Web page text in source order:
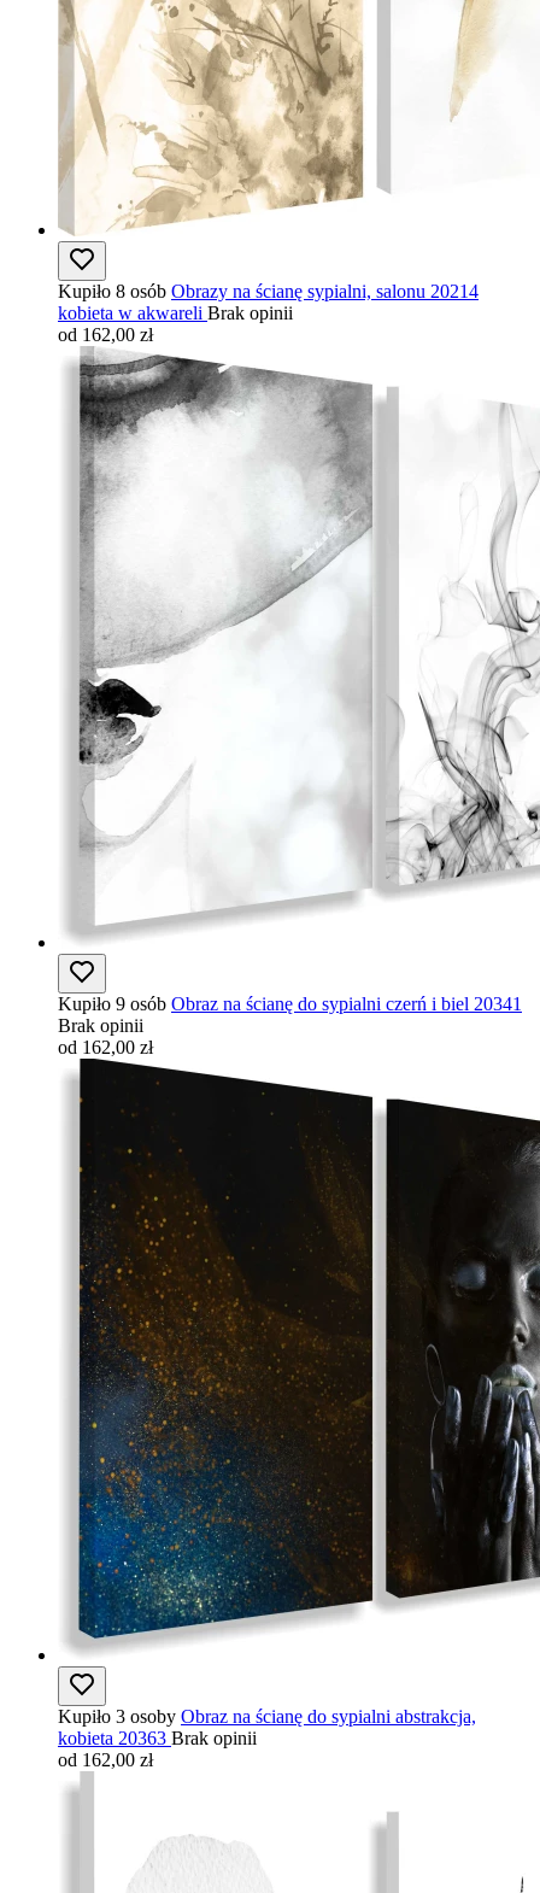
Kupiło 8 osób Obrazy na ścianę sypialni, salonu 20214
kobieta w akwareli Brak opinii
od 162,00 zł
Kupiło 9 osób Obraz na ścianę do sypialni czerń i biel 20341
Brak opinii
od 162,00 zł
Kupiło 3 osoby Obraz na ścianę do sypialni abstrakcja,
kobieta 20363 Brak opinii
od 162,00 zł